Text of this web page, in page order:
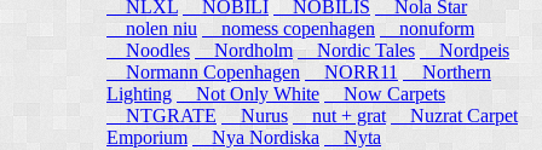
NLXL
NOBILI NOBILIS
Nola Star
nolen niu
nomess copenhagen
nonuform
Noodles
Nordholm Nordic Tales
Nordpeis
Normann Copenhagen
NORR11
Northern
Lighting
Not Only White
Now Carpets
NTGRATE
Nurus nut + grat
Nuzrat Carpet
Emporium
Nya Nordiska Nyta